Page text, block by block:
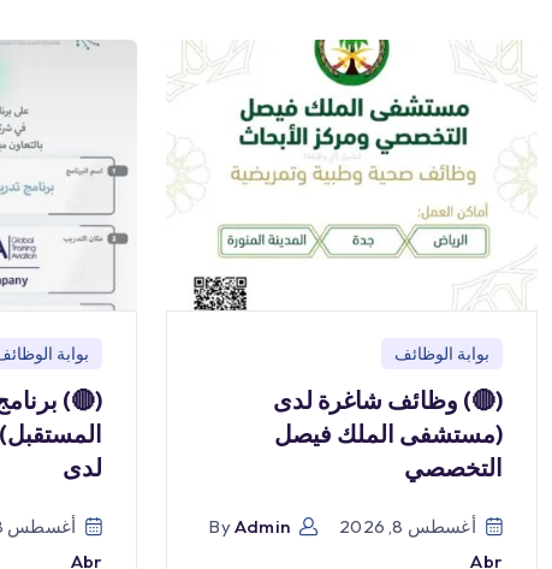
بوابة الوظائف
(🔴) وظائف شاغرة لدى
(مستشفى الملك فيصل
التخصصي
أغسطس 8, 2026 ByAdmin
Abr
بوابة
(🔴)
لدى
أغسطس 8, 2026
Abr